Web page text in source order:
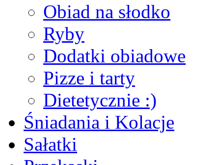
Obiad na słodko
Ryby
Dodatki obiadowe
Pizze i tarty
Dietetycznie :)
Śniadania i Kolacje
Sałatki